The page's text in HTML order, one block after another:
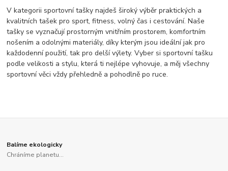
V kategorii sportovní tašky najdeš široký výběr praktických a
kvalitních tašek pro sport, fitness, volný čas i cestování. Naše
tašky se vyznačují prostorným vnitřním prostorem, komfortním
nošením a odolnými materiály, díky kterým jsou ideální jak pro
každodenní použití, tak pro delší výlety. Vyber si sportovní tašku
podle velikosti a stylu, která ti nejlépe vyhovuje, a měj všechny
sportovní věci vždy přehledně a pohodlně po ruce.
Balíme ekologicky
Chráníme planetu...